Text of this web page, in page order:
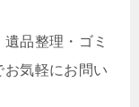
品整理・ゴミ
お気軽にお問い